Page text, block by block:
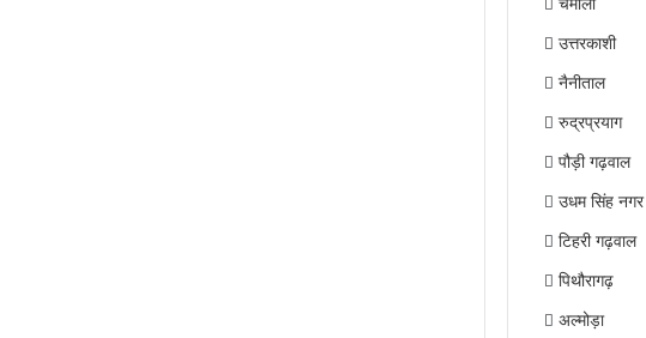
उत्तरकाशी
नैनीताल
रुद्रप्रयाग
पौड़ी गढ़वाल
उधम सिंह नगर
टिहरी गढ़वाल
पिथौरागढ़
अल्मोड़ा